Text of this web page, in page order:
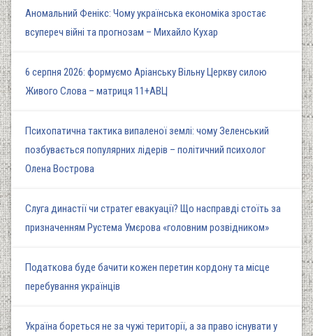
Аномальний Фенікс: Чому українська економіка зростає
всупереч війні та прогнозам – Михайло Кухар
6 серпня 2026: формуємо Аріанську Вільну Церкву силою
Живого Слова – матриця 11+АВЦ
Психопатична тактика випаленої землі: чому Зеленський
позбувається популярних лідерів – політичний психолог
Олена Вострова
Слуга династії чи стратег евакуації? Що насправді стоїть за
призначенням Рустема Умєрова «головним розвідником»
Податкова буде бачити кожен перетин кордону та місце
перебування українців
Україна бореться не за чужі території, а за право існувати у